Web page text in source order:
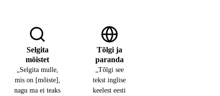
Selgita
mõistet
„Selgita mulle,
mis on [mõiste],
nagu ma ei teaks
Tõlgi ja
paranda
„Tõlgi see
tekst inglise
keelest eesti